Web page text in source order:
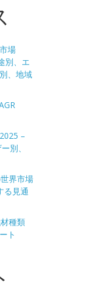
場
別、エ
、地域
–
別、
界市場
る見通
種類
ト